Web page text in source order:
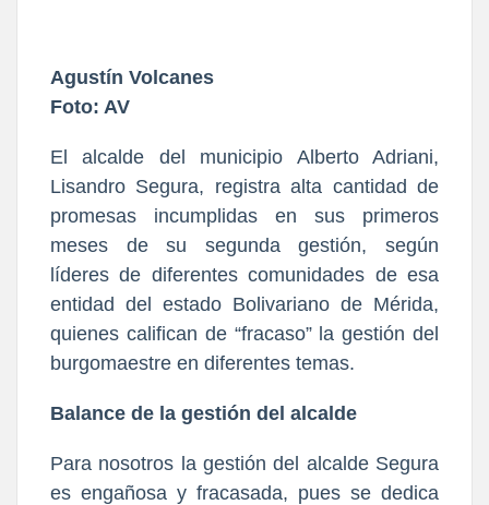
Agustín Volcanes
Foto: AV
El alcalde del municipio Alberto Adriani,
Lisandro Segura, registra alta cantidad de
promesas incumplidas en sus primeros
meses de su segunda gestión, según
líderes de diferentes comunidades de esa
entidad del estado Bolivariano de Mérida,
quienes califican de “fracaso” la gestión del
burgomaestre en diferentes temas.
Balance de la gestión del alcalde
Para nosotros la gestión del alcalde Segura
es engañosa y fracasada, pues se dedica